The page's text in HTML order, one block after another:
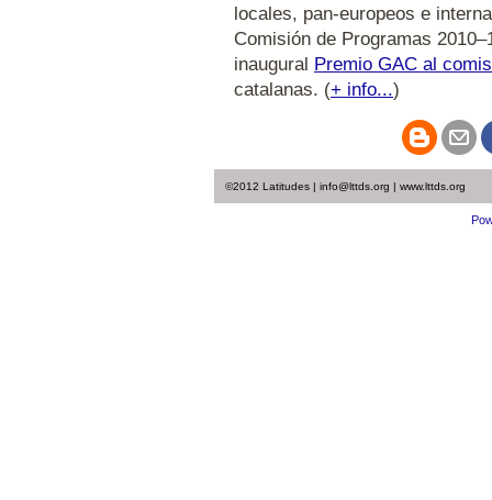
locales, pan-europeos e
Comisión de Programas
inaugural Premio GAC al
catalanas. (+ info...)
©2012 Latitudes | info@lttds.org | www.lttds.org